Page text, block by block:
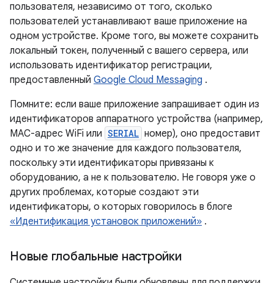
пользователя, независимо от того, сколько
пользователей устанавливают ваше приложение на
одном устройстве. Кроме того, вы можете сохранить
локальный токен, полученный с вашего сервера, или
использовать идентификатор регистрации,
предоставленный Google Cloud Messaging .
Помните: если ваше приложение запрашивает один из
идентификаторов аппаратного устройства (например,
MAC-адрес WiFi или SERIAL номер), оно предоставит
одно и то же значение для каждого пользователя,
поскольку эти идентификаторы привязаны к
оборудованию, а не к пользователю. Не говоря уже о
других проблемах, которые создают эти
идентификаторы, о которых говорилось в блоге
«Идентификация установок приложений» .
Новые глобальные настройки